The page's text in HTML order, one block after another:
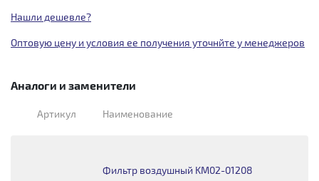
Нашли дешевле?
Оптовую цену и условия ее получения уточнйте у менеджеров
Аналоги и заменители
Артикул Наименование
Фильтр воздушный KM02-01208